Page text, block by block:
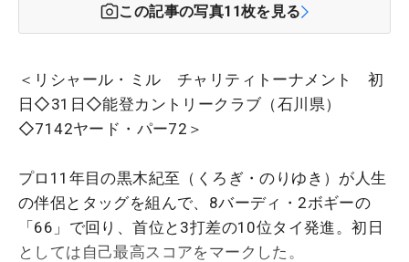
この記事の写真11枚を見る
＜リシャール・ミル チャリティトーナメント 初
日◇31日◇能登カントリークラブ（石川県）
◇7142ヤード・パー72＞
プロ11年目の黒木紀至（くろぎ・のりゆき）が人生
の伴侶とタッグを組んで、8バーディ・2ボギーの
「66」で回り、首位と3打差の10位タイ発進。初日
としては自己最高スコアをマークした。